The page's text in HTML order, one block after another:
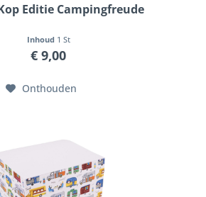
Editie Campingfreude
Inhoud 1 St
€ 9,00
Onthouden